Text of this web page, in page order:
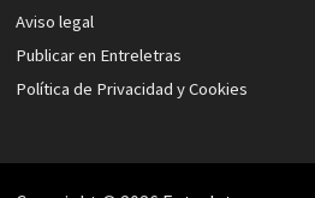
Aviso legal
Publicar en Entreletras
Política de Privacidad y Cookies